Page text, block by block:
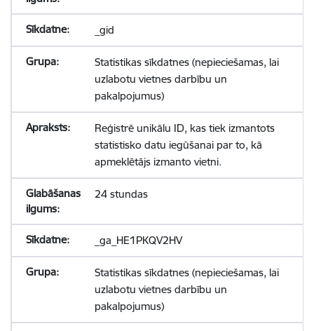
_gid
Statistikas sīkdatnes (nepieciešamas, lai
uzlabotu vietnes darbību un
pakalpojumus)
Reģistrē unikālu ID, kas tiek izmantots
statistisko datu iegūšanai par to, kā
apmeklētājs izmanto vietni.
24 stundas
_ga_HE1PKQV2HV
Statistikas sīkdatnes (nepieciešamas, lai
uzlabotu vietnes darbību un
pakalpojumus)